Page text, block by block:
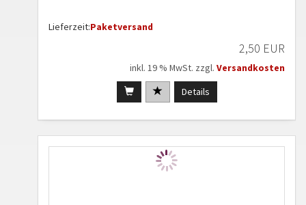
Lieferzeit:Paketversand
2,50 EUR
inkl. 19 % MwSt. zzgl. Versandkosten
Details